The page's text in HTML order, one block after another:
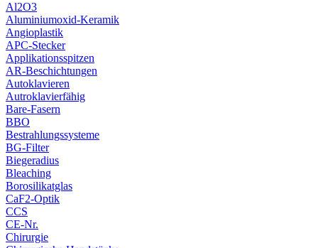
Al2O3
Aluminiumoxid-Keramik
Angioplastik
APC-Stecker
Applikationsspitzen
AR-Beschichtungen
Autoklavieren
Autroklavierfähig
Bare-Fasern
BBO
Bestrahlungssysteme
BG-Filter
Biegeradius
Bleaching
Borosilikatglas
CaF2-Optik
CCS
CE-Nr.
Chirurgie